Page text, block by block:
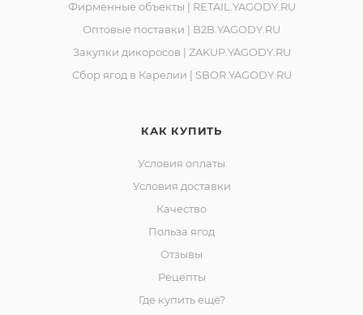
Штриховой код: 4610085490786
Свидетельство о государственной регистрации №,
Изготовитель: Сельскохозяйственный
потребительский перерабатывающий сбытовой
кооператив (СППСК) «Ягоды Карелии», 188523, РФ
,Ленинградская обл., Ломоносовский р-он, д.
уполномоченной принимать претензии от
потребителей: Сельскохозяйственный
Фирменные объекты | RETAIL.YAGODY.RU
Оптовые поставки | B2B.YAGODY.RU
Закупки дикоросов | ZAKUP.YAGODY.RU
Сбор ягод в Карелии | SBOR.YAGODY.RU
КАК КУПИТЬ
Условия оплаты
Условия доставки
Качество
Польза ягод
Отзывы
Рецепты
Где купить ещё?